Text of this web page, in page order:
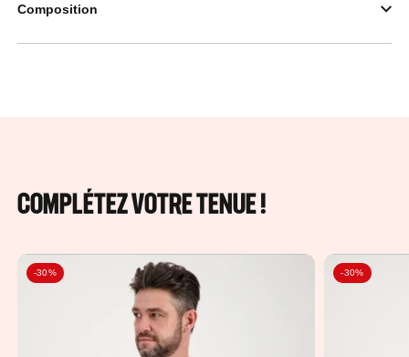
Composition
COMPLÉTEZ VOTRE TENUE !
-30% -30%